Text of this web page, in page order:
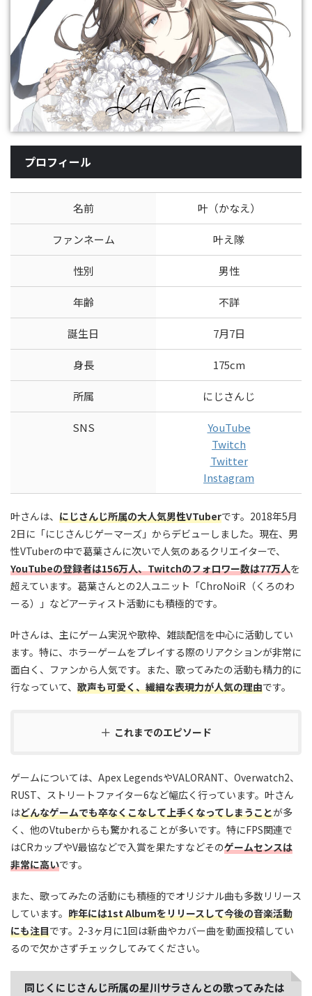
プロフィール
名前 叶（かなえ）
ファンネーム 叶え隊
性別 男性
年齢 不詳
誕生日 7月7日
身長 175cm
所属 にじさんじ
SNS
YouTube
Twitch
Twitter
Instagram
叶さんは、 にじさんじ所属の大人気男性VTuberです。2018年5月
2日に「にじさんじゲーマーズ」からデビューしました。現在、男
性VTuberの中で葛葉さんに次いで人気のあるクリエイターで、
YouTubeの登録者は156万人、Twitchのフォロワー数は77万人を
超えています。葛葉さんとの2人ユニット「ChroNoiR（くろのわ
ーる）」などアーティスト活動にも積極的です。
叶さんは、主にゲーム実況や歌枠、雑談配信を中心に活動してい
ます。特に、ホラーゲームをプレイする際のリアクションが非常に
面白く、ファンから人気です。また、歌ってみたの活動も精力的に
行なっていて、 歌声も可愛く、繊細な表現力が人気の理由です。
これまでのエピソード
ゲームについては、Apex LegendsやVALORANT、Overwatch2、
RUST、ストリートファイター6など幅広く行っています。叶さん
はどんなゲームでも卒なくこなして上手くなってしまうことが多
く、他のVtuberからも驚かれることが多いです。特にFPS関連で
はCRカップやV最協などで入賞を果たすなどそのゲームセンスは
非常に高いです。
また、歌ってみたの活動にも積極的でオリジナル曲も多数リリース
しています。 昨年には1st Albumをリリースして今後の音楽活動
にも注目です。2-3ヶ月に1回は新曲やカバー曲を動画投稿してい
るので欠かさずチェックしてみてください。
同じくにじさんじ所属の星川サラさんとの歌ってみたは